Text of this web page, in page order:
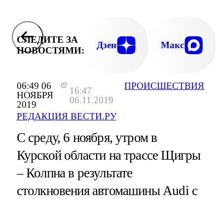
06:49 06
НОЯБРЯ
2019
16:47
06.11.2019
РЕДАКЦИЯ ВЕСТИ.РУ
ПРОИСШЕСТВИЯ
СЛЕДИТЕ ЗА
НОВОСТЯМИ:
Дзен Макс
С среду, 6 ноября, утром в
Курской области на трассе Щигры
– Колпна в результате
столкновения автомашины Audi с